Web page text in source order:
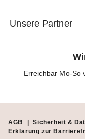
Unsere Partner
Erreichbar Mo-So
AGB | Sicherheit &
Erklärung zur